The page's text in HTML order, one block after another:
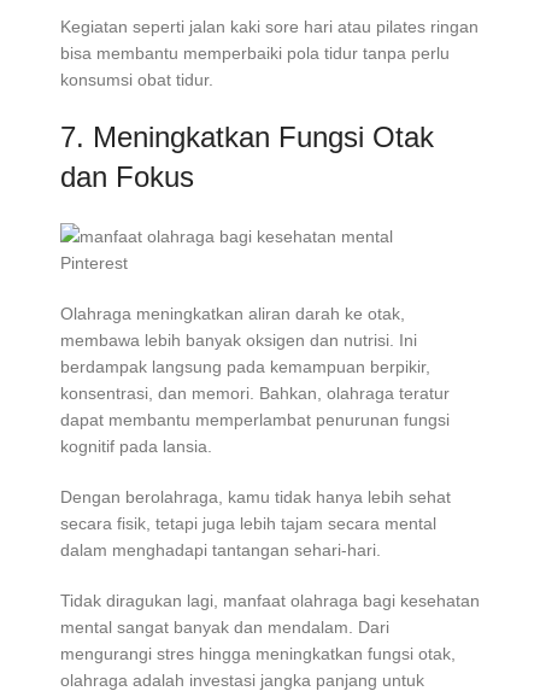
Kegiatan seperti jalan kaki sore hari atau pilates ringan
bisa membantu memperbaiki pola tidur tanpa perlu
konsumsi obat tidur.
7. Meningkatkan Fungsi Otak
dan Fokus
Pinterest
Olahraga meningkatkan aliran darah ke otak,
membawa lebih banyak oksigen dan nutrisi. Ini
berdampak langsung pada kemampuan berpikir,
konsentrasi, dan memori. Bahkan, olahraga teratur
dapat membantu memperlambat penurunan fungsi
kognitif pada lansia.
Dengan berolahraga, kamu tidak hanya lebih sehat
secara fisik, tetapi juga lebih tajam secara mental
dalam menghadapi tantangan sehari-hari.
Tidak diragukan lagi, manfaat olahraga bagi kesehatan
mental sangat banyak dan mendalam. Dari
mengurangi stres hingga meningkatkan fungsi otak,
olahraga adalah investasi jangka panjang untuk